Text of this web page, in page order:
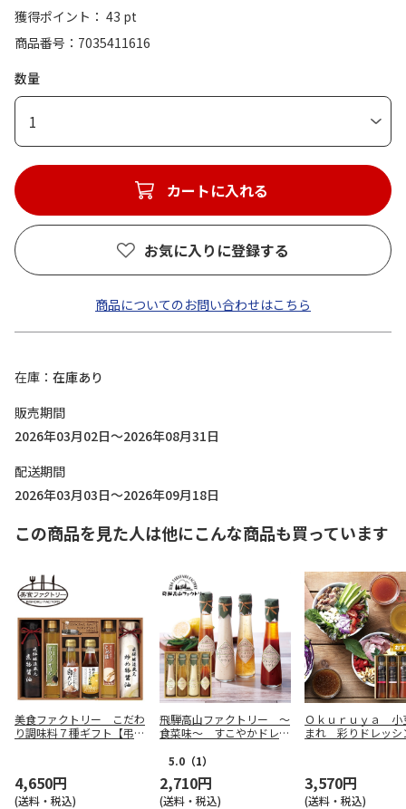
獲得ポイント： 43 pt
商品番号
7035411616
数量
1
カートに入れる
お気に入りに登録する
商品についてのお問い合わせはこちら
在庫
在庫あり
販売期間
2026年03月02日～2026年08月31日
配送期間
2026年03月03日～2026年09月18日
この商品を見た人は他にこんな商品も買っています
美食ファクトリー こだわ
り調味料７種ギフト【弔事
4,650円
(送料・税込)
飛騨高山ファクトリー ～
食菜味～ すこやかドレッ
5.0 （1）
2,710円
(送料・税込)
Ｏｋｕｒｕｙａ 小
まれ 彩りドレッシ
3,570円
(送料・税込)